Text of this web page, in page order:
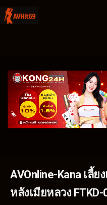
AVOnline-Kana เลี้
หลังเมียหลวง FTKD-